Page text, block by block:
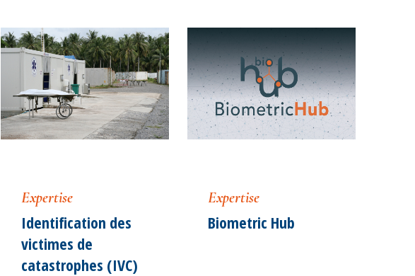
Expertise
Identification des
victimes de
catastrophes (IVC)
Expertise
Biometric Hub